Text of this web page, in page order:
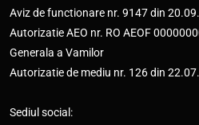
Aviz de functionare nr. 9147 din
Autorizatie AEO nr. RO AEOF
Generala a Vamilor
Autorizatie de mediu nr. 126 din
Sediul social: